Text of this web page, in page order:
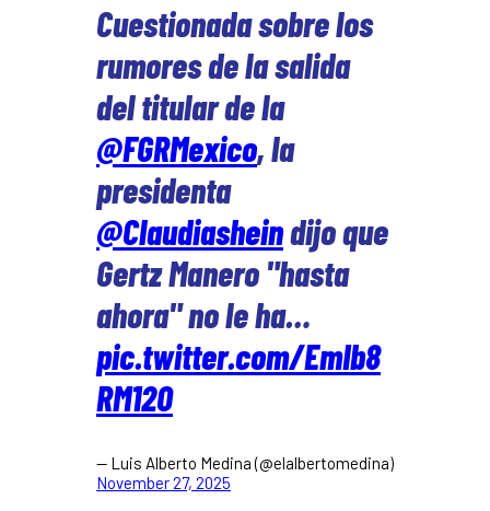
Cuestionada sobre los
rumores de la salida
del titular de la
@FGRMexico, la
presidenta
@Claudiasheindijo que
Gertz Manero "hasta
ahora" no le ha…
pic.twitter.com/EmIb8
RM12O
— Luis Alberto Medina (@elalbertomedina)
November 27, 2025